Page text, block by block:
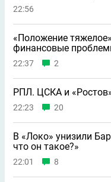
22:56
«Положение
финансовые
22:37 2
РПЛ. ЦСКА и
22:23 20
В «Локо» унизили
что он такое?»
22:01 8